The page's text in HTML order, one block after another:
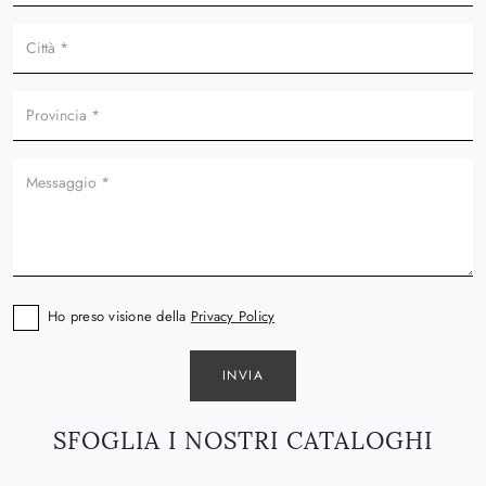
SFOGLIA I NOSTRI CATALOGHI
Ho preso visione della Privacy Policy
INVIA